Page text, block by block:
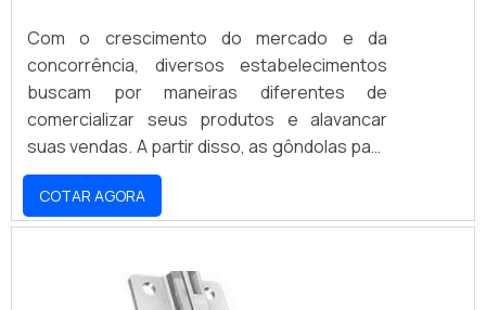
Com o crescimento do mercado e da
concorrência, diversos estabelecimentos
buscam por maneiras diferentes de
comercializar seus produtos e alavancar
suas vendas. A partir disso, as gôndolas para
loja são peças essenciais para garantir que
os clientes tenham acesso aos produtos e
possam visualizar os diferentes tipos e
estabelecimento. Assim, é possível utilizar
COTAR AGORA